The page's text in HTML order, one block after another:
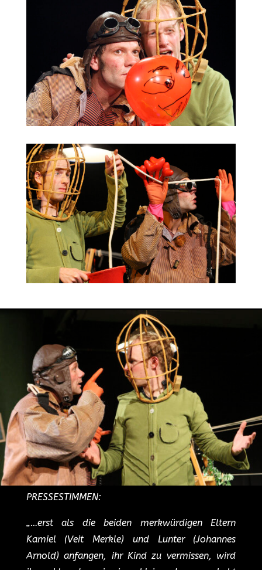
PRESSESTIMMEN:
„…erst als die beiden merkwürdigen Eltern
Kamiel (Veit Merkle) und Lunter (Johannes
Arnold) anfangen, ihr Kind zu vermissen, wird